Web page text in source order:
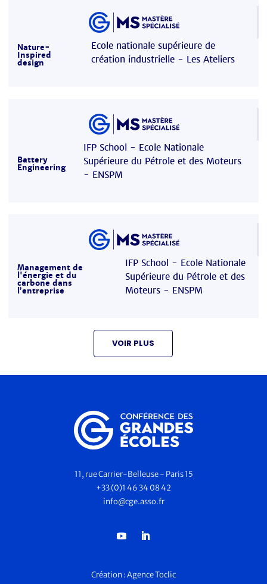
Nature-
Inspired
design
Ecole nationale supérieure de
création industrielle - Les Ateliers
Battery
Engineering
IFP School - Ecole Nationale
Supérieure du Pétrole et des Moteurs
- ENSPM
Management de
l'énergie et du
carbone dans
l’entreprise
IFP School - Ecole Nationale
Supérieure du Pétrole et des
Moteurs - ENSPM
VOIR PLUS
11, rue Carrier-Belleuse - Paris 15
+33 (0)1 46 34 08 42
info@cge.asso.fr
Création :Agence Toclic